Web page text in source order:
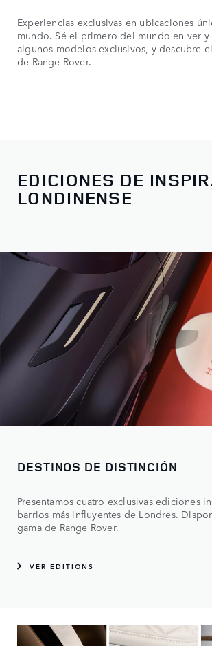
Experiencias exclusivas en ubicaciones
mundo. Sé el primero del mundo en ver
algunos modelos exclusivos, y descubre
de Range Rover.
EDICIONES DE
LONDINENSE
DESTINOS DE DISTINCIÓN
Presentamos cuatro exclusivas ediciones
barrios más influyentes de Londres.
gama de Range Rover.
VER EDITIONS